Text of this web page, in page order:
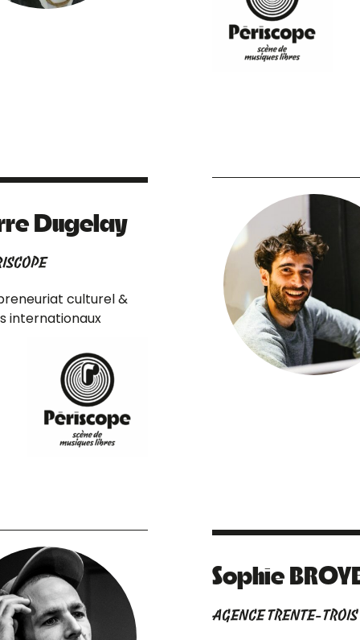
Dugelay
culturel &
internationaux
Sophie
AGENCE TRENTE-TROIS